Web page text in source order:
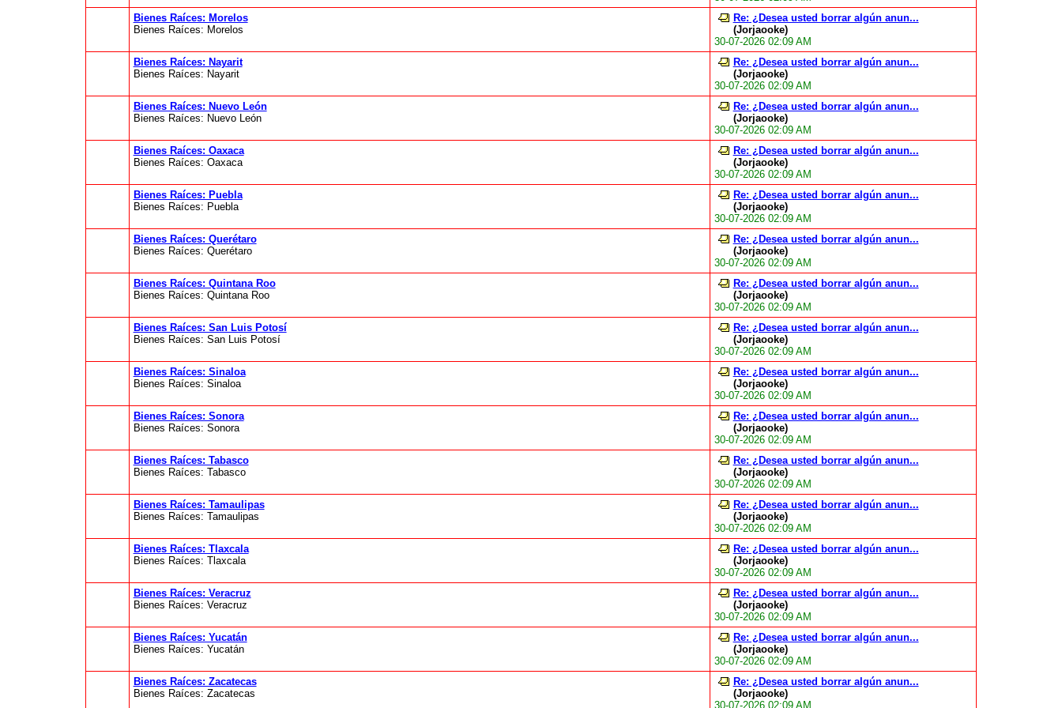
Bienes Raíces: Morelos
Bienes Raíces: Morelos
Re: ¿Desea usted borrar algún anun...
(Jorjaooke)
30-07-2026 02:09 AM
Bienes Raíces: Nayarit
Bienes Raíces: Nayarit
Re: ¿Desea usted borrar algún anun...
(Jorjaooke)
30-07-2026 02:09 AM
Bienes Raíces: Nuevo León
Bienes Raíces: Nuevo León
Re: ¿Desea usted borrar algún anun...
(Jorjaooke)
30-07-2026 02:09 AM
Bienes Raíces: Oaxaca
Bienes Raíces: Oaxaca
Re: ¿Desea usted borrar algún anun...
(Jorjaooke)
30-07-2026 02:09 AM
Bienes Raíces: Puebla
Bienes Raíces: Puebla
Re: ¿Desea usted borrar algún anun...
(Jorjaooke)
30-07-2026 02:09 AM
Bienes Raíces: Querétaro
Bienes Raíces: Querétaro
Re: ¿Desea usted borrar algún anun...
(Jorjaooke)
30-07-2026 02:09 AM
Bienes Raíces: Quintana Roo
Bienes Raíces: Quintana Roo
Re: ¿Desea usted borrar algún anun...
(Jorjaooke)
30-07-2026 02:09 AM
Bienes Raíces: San Luis Potosí
Bienes Raíces: San Luis Potosí
Re: ¿Desea usted borrar algún anun...
(Jorjaooke)
30-07-2026 02:09 AM
Bienes Raíces: Sinaloa
Bienes Raíces: Sinaloa
Re: ¿Desea usted borrar algún anun...
(Jorjaooke)
30-07-2026 02:09 AM
Bienes Raíces: Sonora
Bienes Raíces: Sonora
Re: ¿Desea usted borrar algún anun...
(Jorjaooke)
30-07-2026 02:09 AM
Bienes Raíces: Tabasco
Bienes Raíces: Tabasco
Re: ¿Desea usted borrar algún anun...
(Jorjaooke)
30-07-2026 02:09 AM
Bienes Raíces: Tamaulipas
Bienes Raíces: Tamaulipas
Re: ¿Desea usted borrar algún anun...
(Jorjaooke)
30-07-2026 02:09 AM
Bienes Raíces: Tlaxcala
Bienes Raíces: Tlaxcala
Re: ¿Desea usted borrar algún anun...
(Jorjaooke)
30-07-2026 02:09 AM
Bienes Raíces: Veracruz
Bienes Raíces: Veracruz
Re: ¿Desea usted borrar algún anun...
(Jorjaooke)
30-07-2026 02:09 AM
Bienes Raíces: Yucatán
Bienes Raíces: Yucatán
Re: ¿Desea usted borrar algún anun...
(Jorjaooke)
30-07-2026 02:09 AM
Bienes Raíces: Zacatecas
Bienes Raíces: Zacatecas
Re: ¿Desea usted borrar algún anun...
(Jorjaooke)
30-07-2026 02:09 AM